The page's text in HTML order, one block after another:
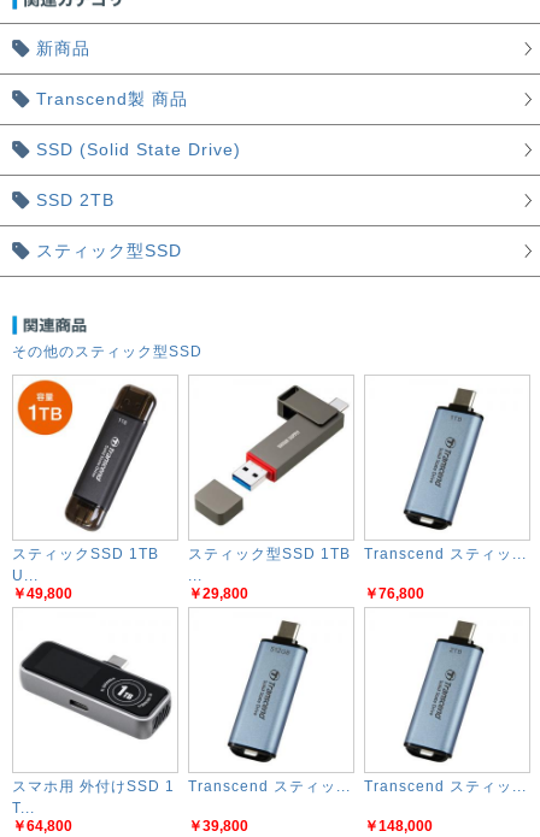
新商品
Transcend製 商品
SSD (Solid State Drive)
SSD 2TB
スティック型SSD
その他のスティック型SSD
スティックSSD 1TB
U...
￥49,800
スティック型SSD 1TB
...
￥29,800
Transcend スティッ...
￥76,800
スマホ用 外付けSSD 1
T...
￥64,800
Transcend スティッ...
￥39,800
Transcend スティッ...
￥148,000